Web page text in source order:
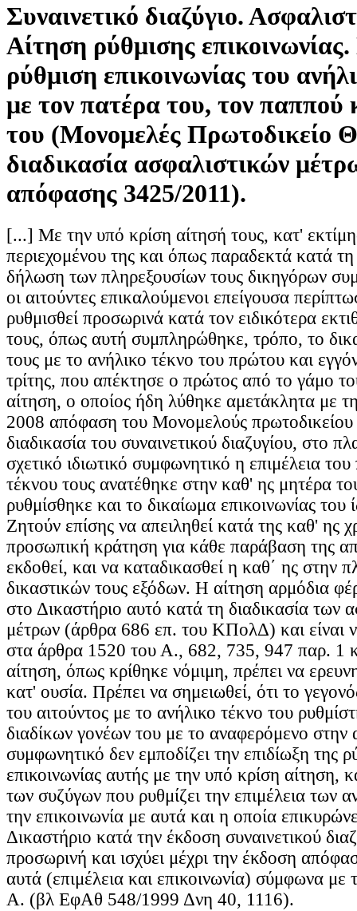
Συναινετικό διαζύγιο.
Αίτηση ρύθμισης
ρύθμιση επικοινωνίας του
με τον πατέρα του, τον παππού
του (Μονομελές Πρωτοδικείο
διαδικασία ασφαλιστικών
απόφασης 3425/2011).
[...] Με την υπό κρίση αίτησή τους, κατ'
περιεχομένου της και όπως παραδεκτά κατά
δήλωση των πληρεξουσίων τους δικηγόρων
οι αιτούντες επικαλούμενοι επείγουσα
ρυθμισθεί προσωρινά κατά τον ειδικότερα
τους, όπως αυτή συμπληρώθηκε, τρόπο, το
τους με το ανήλικο τέκνο του πρώτου και
τρίτης, που απέκτησε ο πρώτος από το γάμο
αίτηση, ο οποίος ήδη λύθηκε αμετάκλητα με
2008 απόφαση του Μονομελούς
διαδικασία του συναινετικού διαζυγίου, στο
σχετικό ιδιωτικό συμφωνητικό η επιμέλεια
τέκνου τους ανατέθηκε στην καθ' ης μητέρα
ρυθμίσθηκε και το δικαίωμα επικοινωνίας του
Ζητούν επίσης να απειληθεί κατά της καθ' ης
προσωπική κράτηση για κάθε παράβαση της
εκδοθεί, και να καταδικασθεί η καθ΄ ης στην
δικαστικών τους εξόδων. Η αίτηση αρμόδια
στο Δικαστήριο αυτό κατά τη διαδικασία των
μέτρων (άρθρα 686 επ. του ΚΠολΔ) και είναι
στα άρθρα 1520 του Α., 682, 735, 947 παρ.
αίτηση, όπως κρίθηκε νόμιμη, πρέπει να
κατ' ουσία. Πρέπει να σημειωθεί, ότι το
του αιτούντος με το ανήλικο τέκνο του
διαδίκων γονέων του με το αναφερόμενο στην
συμφωνητικό δεν εμποδίζει την επιδίωξη της
επικοινωνίας αυτής με την υπό κρίση αίτηση,
των συζύγων που ρυθμίζει την επιμέλεια των
την επικοινωνία με αυτά και η οποία
Δικαστήριο κατά την έκδοση συναινετικού
προσωρινή και ισχύει μέχρι την έκδοση
αυτά (επιμέλεια και επικοινωνία) σύμφωνα
Α. (βλ ΕφΑθ 548/1999 Δνη 40, 1116).